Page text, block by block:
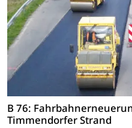
B 76:
Timmendorfer Strand